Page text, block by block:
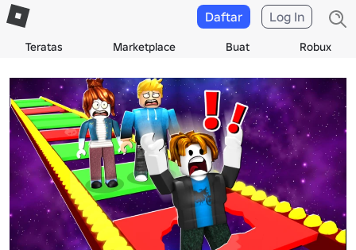
Teratas Marketplace Buat Robux
Daftar Log In